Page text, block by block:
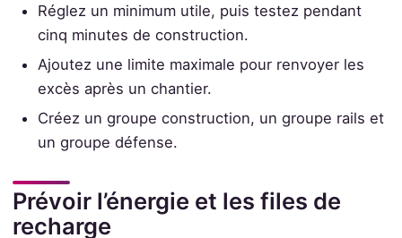
Réglez un minimum utile, puis testez pendant
cinq minutes de construction.
Ajoutez une limite maximale pour renvoyer les
excès après un chantier.
Créez un groupe construction, un groupe rails et
un groupe défense.
Prévoir l’énergie et les files de
recharge